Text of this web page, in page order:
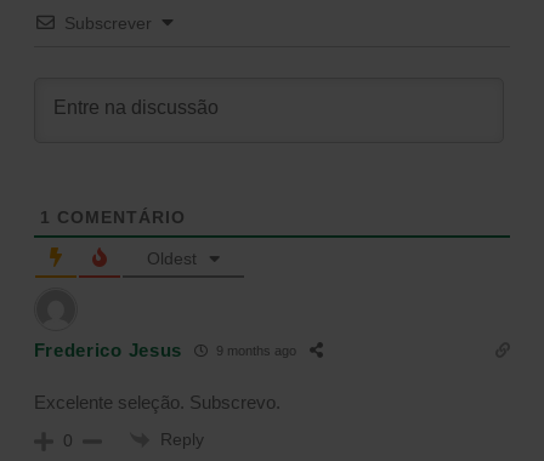
Subscrever
1 COMENTÁRIO
Oldest
Frederico Jesus 9 months ago
Excelente seleção. Subscrevo.
0 Reply